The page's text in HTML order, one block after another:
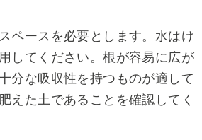
ペースを必要とします。水はけ
してください。根が容易に広が
分な吸収性を持つものが適して
えた土であることを確認してく